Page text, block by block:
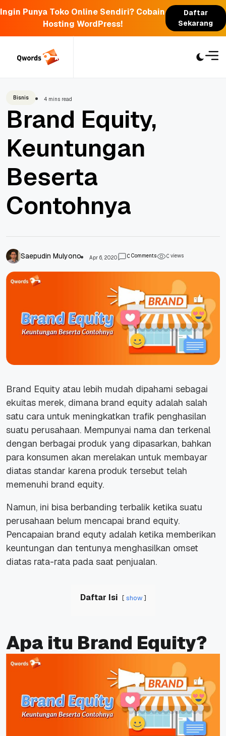
Ingin Punya Toko Online Sendiri? Cobain
Hosting WordPress!
Daftar
Sekarang
Bisnis 4 mins read
Brand Equity,
Keuntungan
Beserta
Contohnya
Saepudin Mulyono Apr 6, 2020 0Comments 0views
Brand Equity atau lebih mudah dipahami sebagai
ekuitas merek, dimana brand equity adalah salah
satu cara untuk meningkatkan trafik penghasilan
suatu perusahaan. Mempunyai nama dan terkenal
dengan berbagai produk yang dipasarkan, bahkan
para konsumen akan merelakan untuk membayar
diatas standar karena produk tersebut telah
memenuhi brand equity.
Namun, ini bisa berbanding terbalik ketika suatu
perusahaan belum mencapai brand equity.
Pencapaian brand equty adalah ketika memberikan
keuntungan dan tentunya menghasilkan omset
diatas rata-rata pada saat penjualan.
Daftar Isi show
Apa itu Brand Equity?